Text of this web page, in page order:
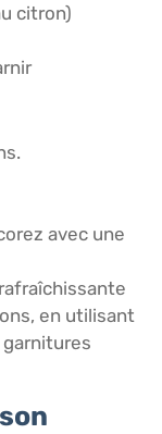
citron)
avec une
en utilisant